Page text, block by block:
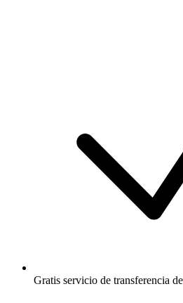
Gratis servicio de transferencia